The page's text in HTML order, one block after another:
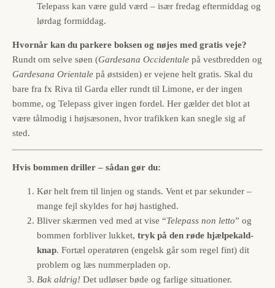
Telepass kan være guld værd – især fredag eftermiddag og
lørdag formiddag.
Hvornår kan du parkere boksen og nøjes med gratis veje?
Rundt om selve søen (Gardesana Occidentale på vestbredden og
Gardesana Orientale på østsiden) er vejene helt gratis. Skal du
bare fra fx Riva til Garda eller rundt til Limone, er der ingen
bomme, og Telepass giver ingen fordel. Her gælder det blot at
være tålmodig i højsæsonen, hvor trafikken kan snegle sig af
sted.
Hvis bommen driller – sådan gør du:
Kør helt frem til linjen og stands. Vent et par sekunder –
mange fejl skyldes for høj hastighed.
Bliver skærmen ved med at vise “Telepass non letto” og
bommen forbliver lukket, tryk på den røde hjælpekald-
knap. Fortæl operatøren (engelsk går som regel fint) dit
problem og læs nummerpladen op.
Bak aldrig! Det udløser bøde og farlige situationer.